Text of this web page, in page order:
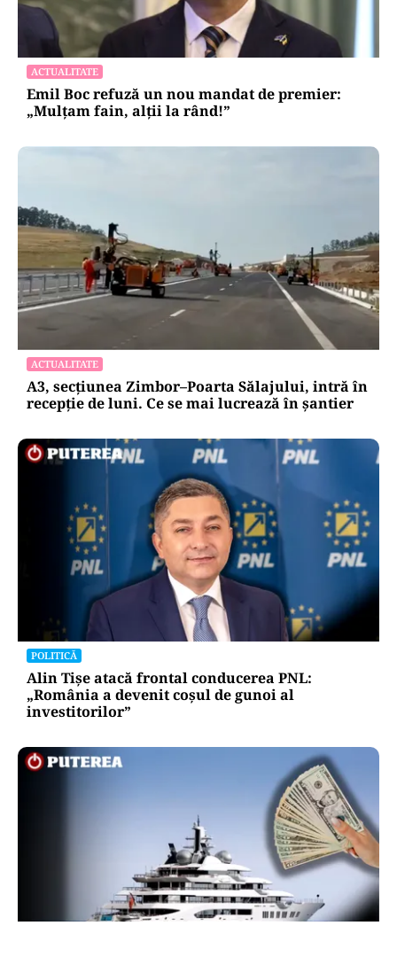
ACTUALITATE
Emil Boc refuză un nou mandat de premier:
„Mulțam fain, alții la rând!”
ACTUALITATE
A3, secțiunea Zimbor–Poarta Sălajului, intră în
recepție de luni. Ce se mai lucrează în șantier
POLITICĂ
Alin Tișe atacă frontal conducerea PNL:
„România a devenit coșul de gunoi al
investitorilor”